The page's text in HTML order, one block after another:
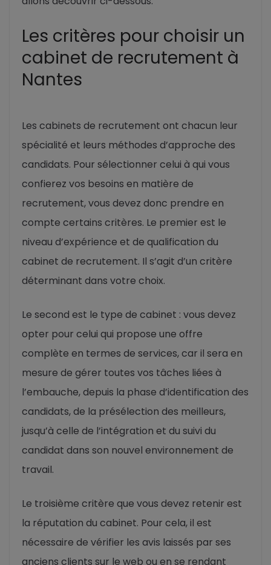
Les critères pour choisir un
cabinet de recrutement à
Nantes
Les cabinets de recrutement ont chacun leur
spécialité et leurs méthodes d’approche des
candidats. Pour sélectionner celui à qui vous
confierez vos besoins en matière de
recrutement, vous devez donc prendre en
compte certains critères. Le premier est le
niveau d’expérience et de qualification du
cabinet de recrutement. Il s’agit d’un critère
déterminant dans votre choix.
Le second est le type de cabinet : vous devez
opter pour celui qui propose une offre
complète en termes de services, car il sera en
mesure de gérer toutes vos tâches liées à
l’embauche, depuis la phase d’identification des
candidats, de la présélection des meilleurs,
jusqu’à celle de l’intégration et du suivi du
candidat dans son nouvel environnement de
travail.
Le troisième critère que vous devez retenir est
la réputation du cabinet. Pour cela, il est
nécessaire de vérifier les avis laissés par ses
anciens clients sur le web ou en se rendant